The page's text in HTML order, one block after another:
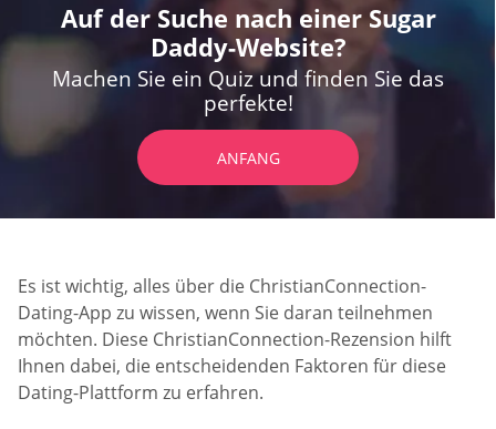
Auf der Suche nach einer Sugar
Daddy-Website?
Machen Sie ein Quiz und finden Sie das
perfekte!
ANFANG
Es ist wichtig, alles über die ChristianConnection-
Dating-App zu wissen, wenn Sie daran teilnehmen
möchten. Diese ChristianConnection-Rezension hilft
Ihnen dabei, die entscheidenden Faktoren für diese
Dating-Plattform zu erfahren.